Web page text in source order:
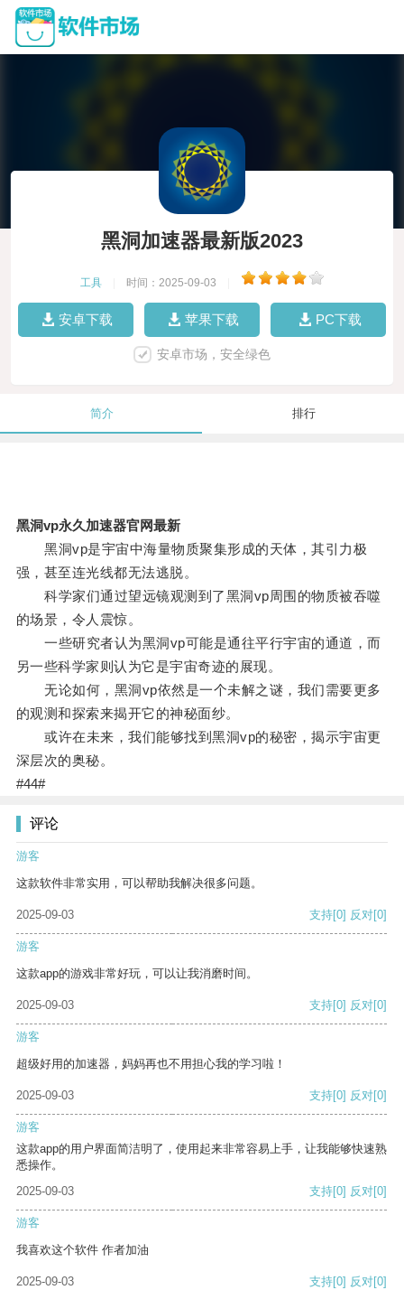
黑洞加速器最新版2023
工具 时间：2025-09-03
安卓下载 苹果下载 PC下载
安卓市场，安全绿色
简介 排行
黑洞vp永久加速器官网最新
黑洞vp是宇宙中海量物质聚集形成的天体，其引力极
强，甚至连光线都无法逃脱。
科学家们通过望远镜观测到了黑洞vp周围的物质被吞噬
的场景，令人震惊。
一些研究者认为黑洞vp可能是通往平行宇宙的通道，而
另一些科学家则认为它是宇宙奇迹的展现。
无论如何，黑洞vp依然是一个未解之谜，我们需要更多
的观测和探索来揭开它的神秘面纱。
或许在未来，我们能够找到黑洞vp的秘密，揭示宇宙更
深层次的奥秘。
#44#
评论
游客
这款软件非常实用，可以帮助我解决很多问题。
2025-09-03 支持[0] 反对[0]
游客
这款app的游戏非常好玩，可以让我消磨时间。
2025-09-03 支持[0] 反对[0]
游客
超级好用的加速器，妈妈再也不用担心我的学习啦！
2025-09-03 支持[0] 反对[0]
游客
这款app的用户界面简洁明了，使用起来非常容易上手，让我能够快速熟
悉操作。
2025-09-03
支持[0] 反对[0]
游客
我喜欢这个软件 作者加油
2025-09-03 支持[0] 反对[0]